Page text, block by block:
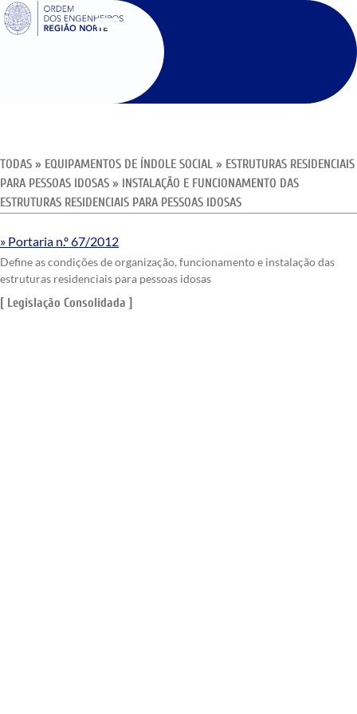
SIGOE
TODAS » EQUIPAMENTOS DE ÍNDOLE SOCIAL » ESTRUTURAS RESIDENCIAIS
PARA PESSOAS IDOSAS » INSTALAÇÃO E FUNCIONAMENTO DAS
ESTRUTURAS RESIDENCIAIS PARA PESSOAS IDOSAS
Portaria n.º 67/2012
Define as condições de organização, funcionamento e instalação das
estruturas residenciais para pessoas idosas
[ Legislação Consolidada ]